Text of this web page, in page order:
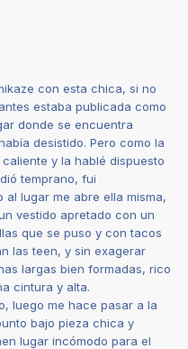
con esta chica, si no
estaba publicada como
donde se encuentra
desistido. Pero como la
y la hablé dispuesto
temprano, fui
al lugar me abre ella misma,
vestido apretado con un
que se puso y con tacos
las teen, y sin exagerar
largas bien formadas, rico
cintura y alta.
luego me hace pasar a la
bajo pieza chica y
lugar incómodo para el